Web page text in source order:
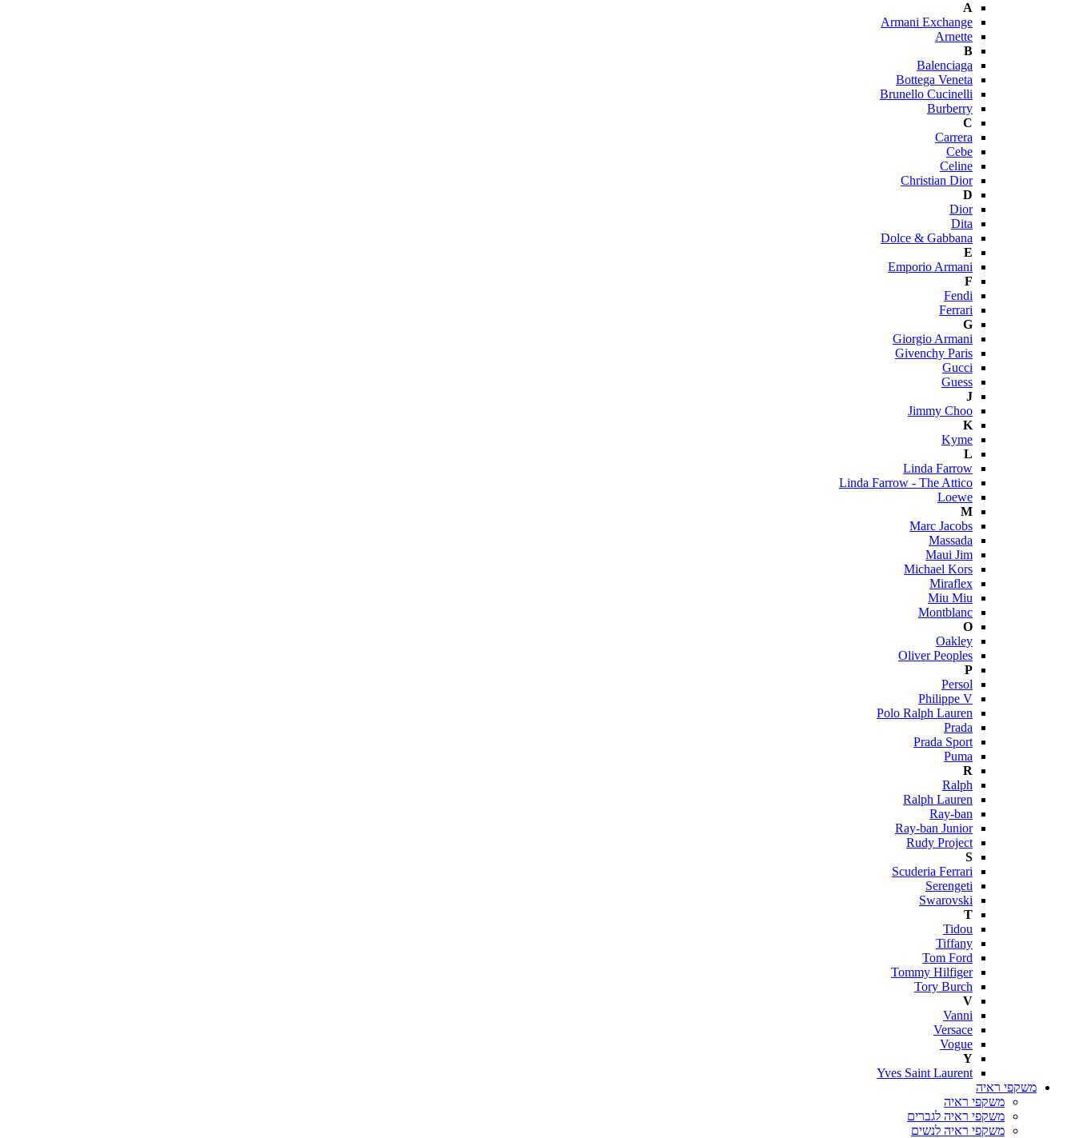
A
Armani Exchange
Arnette
B
Balenciaga
Bottega Veneta
Brunello Cucinelli
Burberry
C
Carrera
Cebe
Celine
Christian Dior
D
Dior
Dita
Dolce & Gabbana
E
Emporio Armani
F
Fendi
Ferrari
G
Giorgio Armani
Givenchy Paris
Gucci
Guess
J
Jimmy Choo
K
Kyme
L
Linda Farrow
Linda Farrow - The Attico
Loewe
M
Marc Jacobs
Massada
Maui Jim
Michael Kors
Miraflex
Miu Miu
Montblanc
O
Oakley
Oliver Peoples
P
Persol
Philippe V
Polo Ralph Lauren
Prada
Prada Sport
Puma
R
Ralph
Ralph Lauren
Ray-ban
Ray-ban Junior
Rudy Project
S
Scuderia Ferrari
Serengeti
Swarovski
T
Tidou
Tiffany
Tom Ford
Tommy Hilfiger
Tory Burch
V
Vanni
Versace
Vogue
Y
Yves Saint Laurent
משקפי ראיה
משקפי ראיה
משקפי ראיה לגברים
משקפי ראיה לנשים